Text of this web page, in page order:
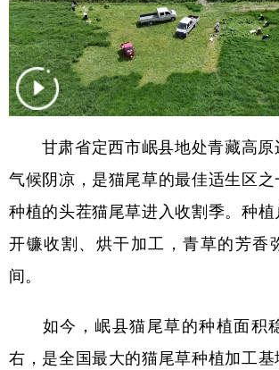
甘肃省定西市岷县地处青藏高原
气候阴凉，是猫尾草的最佳适生区
种植的头茬猫尾草进入收割季。种
开镰收割、烘干加工，青草的芳香
间。
如今，岷县猫尾草的种植面积
右，是全国最大的猫尾草种植加工